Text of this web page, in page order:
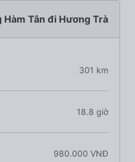
Tân đi Hương Trà
301 km
18.8 giờ
980.000 VNĐ